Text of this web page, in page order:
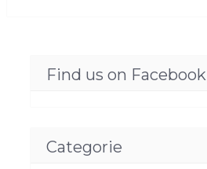
Find us on Facebook
Categorie